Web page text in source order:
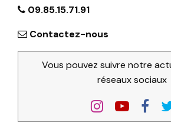
09.85.15.71.91
Contactez-nous
Vous pouvez suivre notre
réseaux sociaux